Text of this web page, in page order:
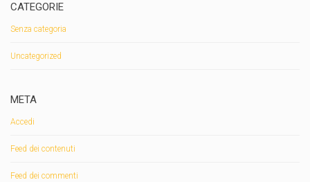
CATEGORIE
Senza categoria
Uncategorized
META
Accedi
Feed dei contenuti
Feed dei commenti